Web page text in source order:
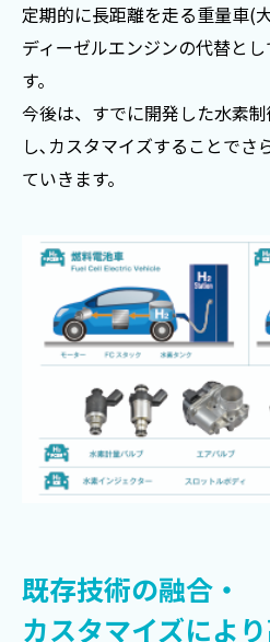
定期的に長距離を走る重量車(
ディーゼルエンジンの代替と
す。
今後は、すでに開発した水素
し､カスタマイズすることでさ
ていきます。
既存技術の融合・
カスタマイズによ